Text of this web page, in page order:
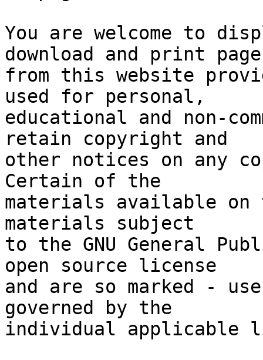
You are welcome to
download and print
from this website
used for personal,
educational and non-
retain copyright and
other notices on any
Certain of the
materials available
materials subject
to the GNU General
open source license
and are so marked -
governed by the
individual applicable